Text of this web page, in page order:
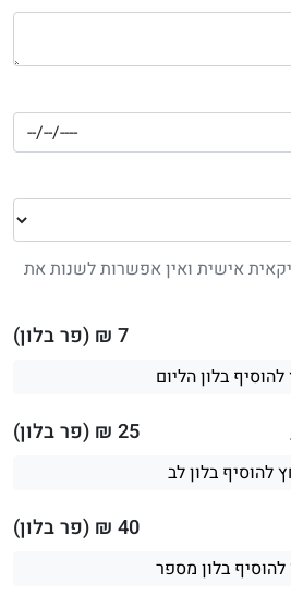
אישית ואין אפשרות לשנות את
7 ₪ (פר בלון)
25 ₪ (פר בלון)
40 ₪ (פר בלון)